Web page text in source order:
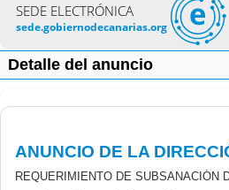
SEDE ELECTRÓNICA
sede.gobiernodecanarias.org
Detalle del anuncio